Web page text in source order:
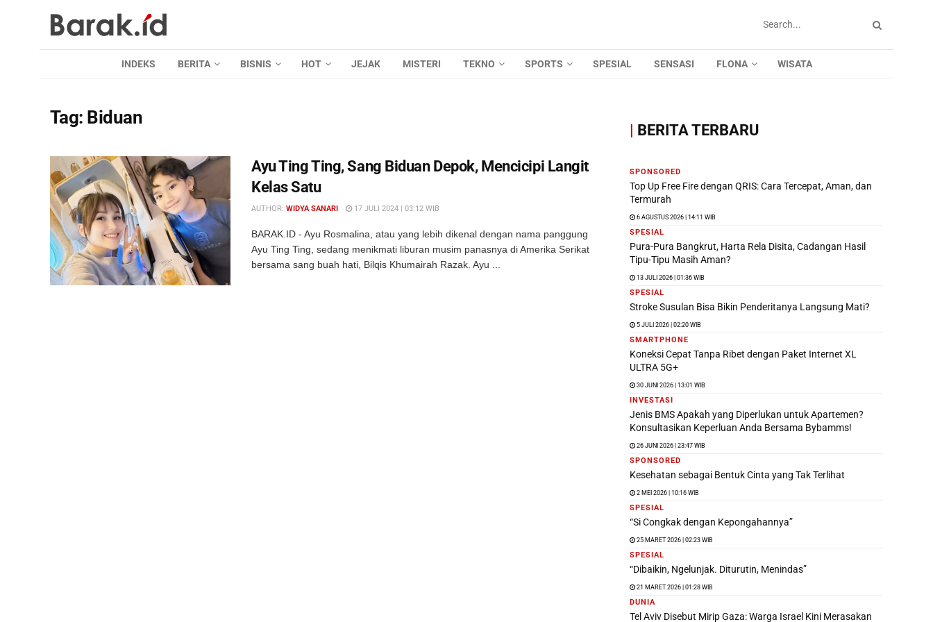
INDEKS BERITA BISNIS HOT JEJAK MISTERI TEKNO SPORTS SPESIAL SENSASI FLONA WISATA
Tag: Biduan
Ayu Ting Ting, Sang Biduan Depok, Mencicipi Langit
Kelas Satu
AUTHOR: WIDYA SANARI 17 JULI 2024 | 03:12 WIB
BARAK.ID - Ayu Rosmalina, atau yang lebih dikenal dengan nama panggung
Ayu Ting Ting, sedang menikmati liburan musim panasnya di Amerika Serikat
bersama sang buah hati, Bilqis Khumairah Razak. Ayu ...
| BERITA TERBARU
SPONSORED
Top Up Free Fire dengan QRIS: Cara Tercepat, Aman, dan
Termurah
6 AGUSTUS 2026 | 14:11 WIB
SPESIAL
Pura-Pura Bangkrut, Harta Rela Disita, Cadangan Hasil
Tipu-Tipu Masih Aman?
13 JULI 2026 | 01:36 WIB
SPESIAL
Stroke Susulan Bisa Bikin Penderitanya Langsung Mati?
5 JULI 2026 | 02:20 WIB
SMARTPHONE
Koneksi Cepat Tanpa Ribet dengan Paket Internet XL
ULTRA 5G+
30 JUNI 2026 | 13:01 WIB
INVESTASI
Jenis BMS Apakah yang Diperlukan untuk Apartemen?
Konsultasikan Keperluan Anda Bersama Bybamms!
26 JUNI 2026 | 23:47 WIB
SPONSORED
Kesehatan sebagai Bentuk Cinta yang Tak Terlihat
2 MEI 2026 | 10:16 WIB
SPESIAL
“Si Congkak dengan Kepongahannya”
25 MARET 2026 | 02:23 WIB
SPESIAL
“Dibaikin, Ngelunjak. Diturutin, Menindas”
21 MARET 2026 | 01:28 WIB
DUNIA
Tel Aviv Disebut Mirip Gaza: Warga Israel Kini Merasakan